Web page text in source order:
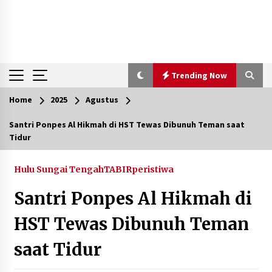
Trending Now
Trending Now
Agustus 7, 2026
Ketika Pasien Dianggap Beban: Runtuhnya
Empati dan Etika Dokter di Ruang Digital
Agustus 7, 2026
Berenang bersama Empat Temannya, Gadis di
Home 2025 Agustus
Santri Ponpes Al Hikmah di HST Tewas Dibunuh Teman saat
Tidur
Hulu Sungai TengahTABIRperistiwa
Santri Ponpes Al Hikmah di
HST Tewas Dibunuh Teman
saat Tidur